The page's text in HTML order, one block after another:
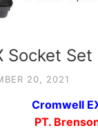
Socket Set
20, 2021
Cromwell
PT.